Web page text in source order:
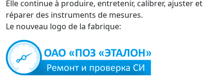
Elle continue à produire, entretenir, calibrer, ajuster et
réparer des instruments de mesures.
Le nouveau logo de la fabrique: